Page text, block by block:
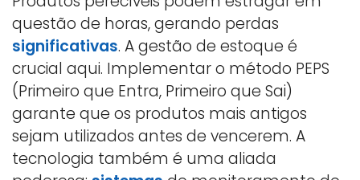
questão de horas, gerando perdas
significativas. A gestão de estoque é
crucial aqui. Implementar o método PEPS
(Primeiro que Entra, Primeiro que Sai)
garante que os produtos mais antigos
sejam utilizados antes de vencerem. A
tecnologia também é uma aliada